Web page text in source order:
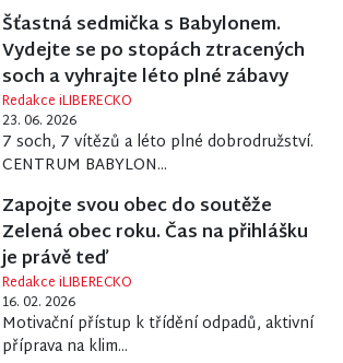
Šťastná sedmička s Babylonem.
Vydejte se po stopách ztracených
soch a vyhrajte léto plné zábavy
Redakce iLIBERECKO
23. 06. 2026
7 soch, 7 vítězů a léto plné dobrodružství.
CENTRUM BABYLON...
Zapojte svou obec do soutěže
Zelená obec roku. Čas na přihlášku
je právě teď
Redakce iLIBERECKO
16. 02. 2026
Motivační přístup k třídění odpadů, aktivní
příprava na klim...